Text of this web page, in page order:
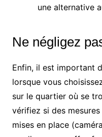
une alternative
Ne négligez
Enfin, il est important
lorsque vous
sur le quartier où se
vérifiez si des
mises en place